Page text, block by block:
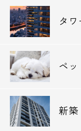
タ
ペ
新築